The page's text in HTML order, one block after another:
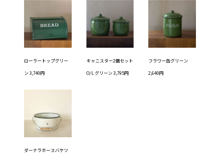
ローラートップグリー
ン 3,740円
キャニスター2個セット
O/L グリーン 3,795円
フラワー缶グリーン
2,640円
ダーナラホースバケツ